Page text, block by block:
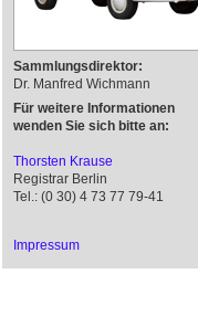
Sammlungsdirektor:
Dr. Manfred Wichmann
Für weitere Informationen
wenden Sie sich bitte an:
Thorsten Krause
Registrar Berlin
Tel.: (0 30) 4 73 77 79-41
Impressum